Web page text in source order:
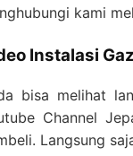
kami
Instalasi
bisa melihat
Channel
Langsung